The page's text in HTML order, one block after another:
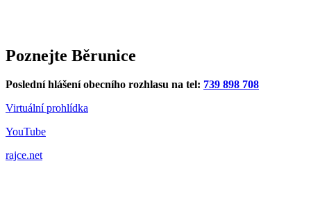
Poznejte Běrunice
Poslední hlášení obecního rozhlasu na tel: 739 898 708
Virtuální prohlídka
YouTube
rajce.net